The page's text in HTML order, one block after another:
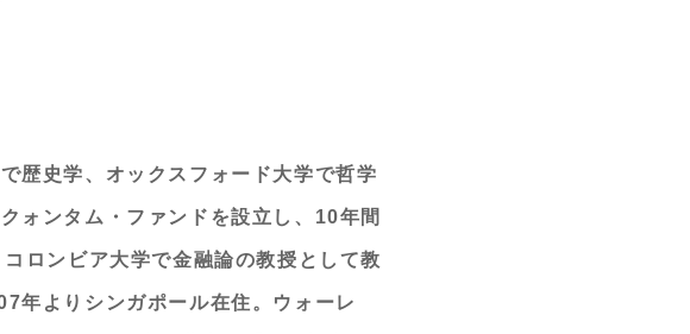
歴史学、オックスフォード大学で哲学
ォンタム・ファンドを設立し、10年間
ロンビア大学で金融論の教授として教
年よりシンガポール在住。ウォーレ